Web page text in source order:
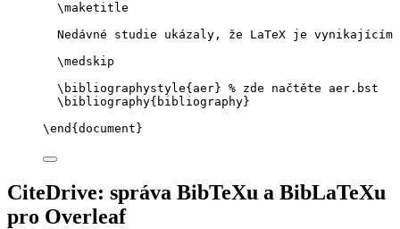
\maketitle
Nedávné studie ukázaly, že LaTeX je vynikajícím
\medskip
\bibliographystyle{aer} % zde načtěte aer.bst
\bibliography{bibliography}
\end { document }
CiteDrive: správa BibTeXu a BibLaTeXu
pro Overleaf